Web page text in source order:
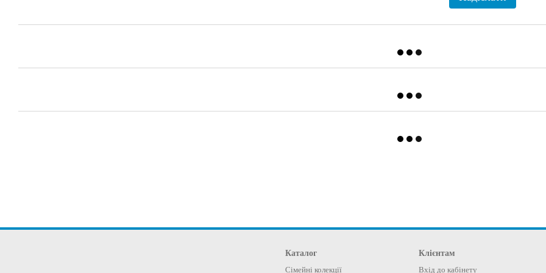
Каталог
Сімейні колекції
Клієнтам
Вхід до кабінету